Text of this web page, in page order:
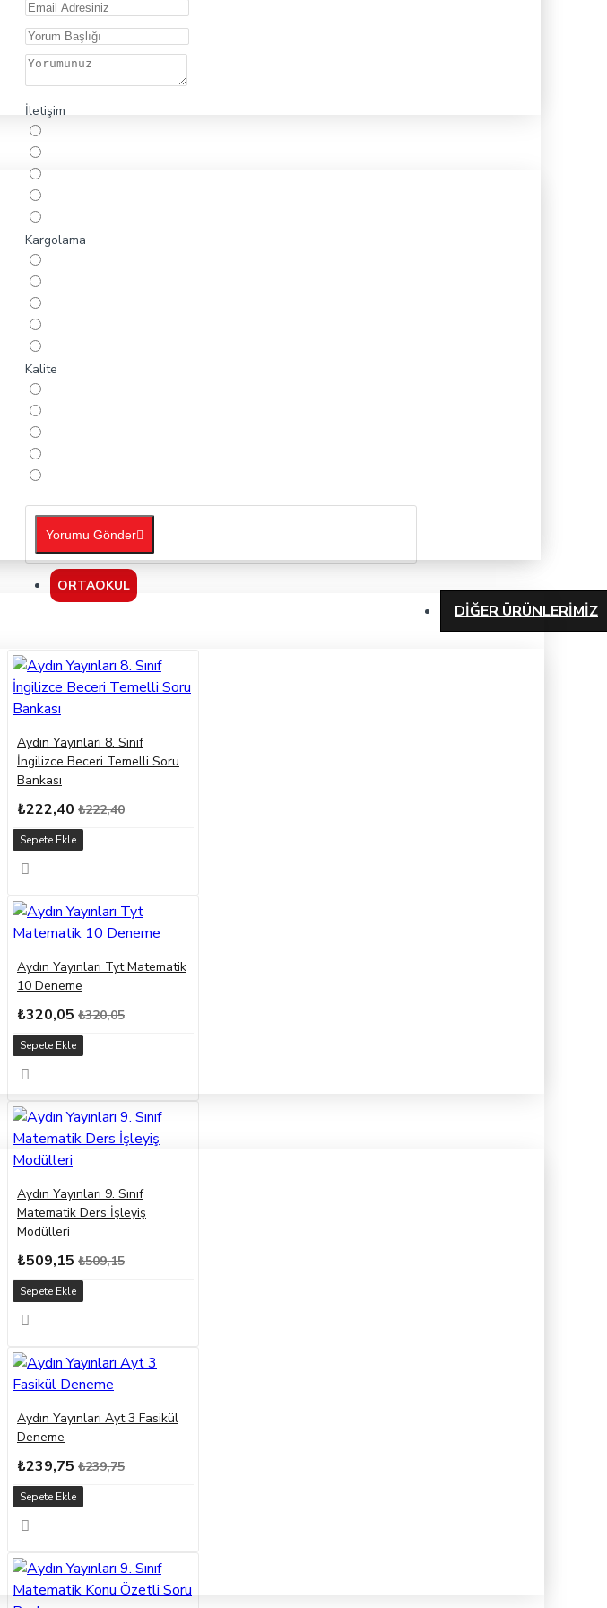
ORTAOKUL
İletişim
Kargolama
Kalite
Yorumu Gönder
DIĞER ÜRÜNLERIMIZ
Aydın Yayınları 8. Sınıf
İngilizce Beceri Temelli Soru
Bankası
₺222,40 ₺222,40
Sepete Ekle
Aydın Yayınları Tyt Matematik
10 Deneme
₺320,05 ₺320,05
Sepete Ekle
Aydın Yayınları 9. Sınıf
Matematik Ders İşleyiş
Modülleri
₺509,15 ₺509,15
Sepete Ekle
Aydın Yayınları Ayt 3 Fasikül
Deneme
₺239,75 ₺239,75
Sepete Ekle